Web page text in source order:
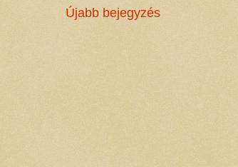
Újabb bejegyzés